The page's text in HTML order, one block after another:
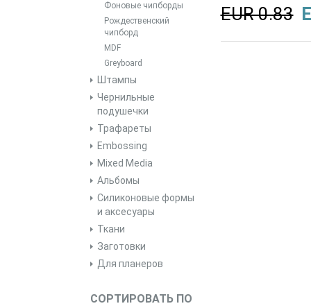
Фоновые чипборды
Рождественский
чипборд
MDF
Greyboard
Штампы
Чернильные
подушечки
Трафареты
Embossing
Mixed Media
Альбомы
Силиконовые формы
и аксесуары
Ткани
Заготовки
Для планеров
СОРТИРОВАТЬ ПО
EUR 0.83